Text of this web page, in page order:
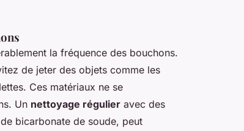
la fréquence des bouchons.
de jeter des objets comme les
Ces matériaux ne se
Un nettoyage régulier avec des
bicarbonate de soude, peut